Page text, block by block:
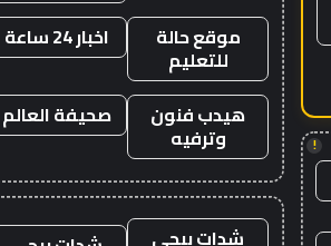
!
موقع حالة
للتعليم
اخبار 24 ساعة
هيدب فنون
وترفيه
صحيفة العالم
شدات ببجي